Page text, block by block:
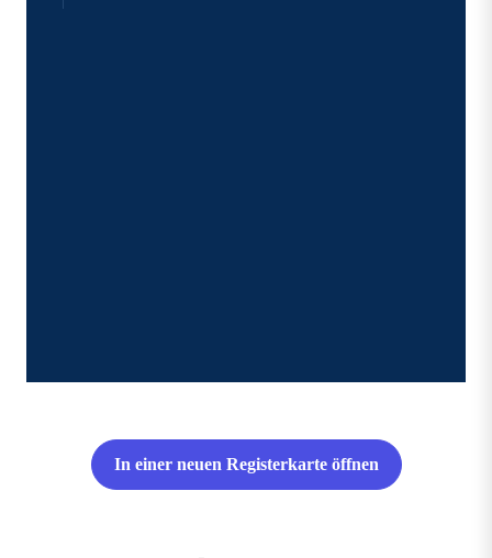
In einer neuen Registerkarte öffnen